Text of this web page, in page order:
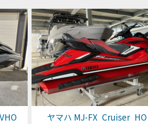
ヤマハ MJ-FX Cruiser HO